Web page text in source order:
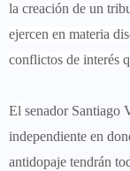
la creación de un
ejercen en materia
conflictos de interés
El senador Santiago
independiente en
antidopaje tendrán